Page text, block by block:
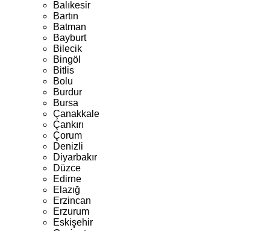
Balıkesir
Bartın
Batman
Bayburt
Bilecik
Bingöl
Bitlis
Bolu
Burdur
Bursa
Çanakkale
Çankırı
Çorum
Denizli
Diyarbakır
Düzce
Edirne
Elazığ
Erzincan
Erzurum
Eskişehir